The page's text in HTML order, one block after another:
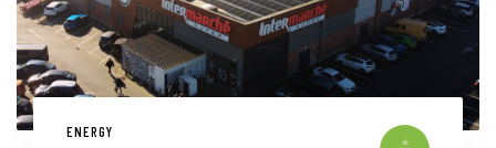
ENERGY